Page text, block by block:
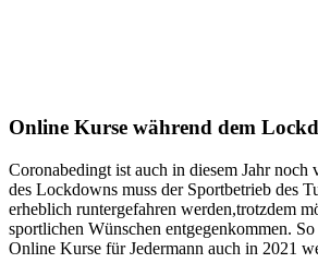
Online Kurse während dem
Coronabedingt ist auch in diesem Jahr noch
des Lockdowns muss der Sportbetrieb des
erheblich runtergefahren werden,trotzdem
sportlichen Wünschen entgegenkommen.
Online Kurse für Jedermann auch in 2021